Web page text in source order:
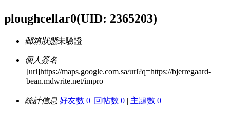
ploughcellar0(UID: 2365203)
郵箱狀態未驗證
個人簽名
[url]https://maps.google.com.sa/url?q=https://bjerregaard-
bean.mdwrite.net/impro
統計信息 好友數 0 |回帖數 0 | 主題數 0